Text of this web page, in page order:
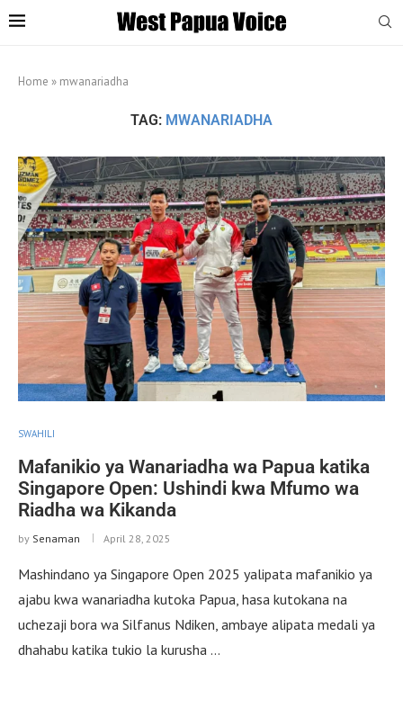
Home » mwanariadha
TAG: MWANARIADHA
SWAHILI
Mafanikio ya Wanariadha wa Papua katika
Singapore Open: Ushindi kwa Mfumo wa
Riadha wa Kikanda
by Senaman April 28, 2025
Mashindano ya Singapore Open 2025 yalipata mafanikio ya
ajabu kwa wanariadha kutoka Papua, hasa kutokana na
uchezaji bora wa Silfanus Ndiken, ambaye alipata medali ya
dhahabu katika tukio la kurusha …